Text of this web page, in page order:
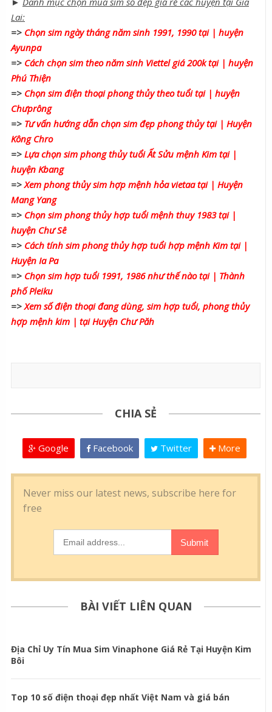
Lai:
=> Chọn sim ngày tháng năm sinh 1991, 1990 tại | huyện
Ayunpa
=> Cách chọn sim theo năm sinh Viettel giá 200k tại | huyện
Phú Thiện
=> Chọn sim điện thoại phong thủy theo tuổi tại | huyện
Chưprông
=> Tư vấn hướng dẫn chọn sim đẹp phong thủy tại | Huyện
Kông Chro
=> Lựa chọn sim phong thủy tuổi Ất Sửu mệnh Kim tại |
huyện Kbang
=> Xem phong thủy sim hợp mệnh hỏa vietaa tại | Huyện
Mang Yang
=> Chọn sim phong thủy hợp tuổi mệnh thuy 1983 tại |
huyện Chư Sê
=> Cách tính sim phong thủy hợp tuổi hợp mệnh Kim tại |
Huyện Ia Pa
=> Chọn sim hợp tuổi 1991, 1986 như thế nào tại | Thành
phố Pleiku
=> Xem số điện thoại đang dùng, sim hợp tuổi, phong thủy
hợp mệnh kim | tại Huyện Chư Păh
CHIA SẺ
Google Facebook Twitter More
BÀI VIẾT LIÊN QUAN
Địa Chỉ Uy Tín Mua Sim Vinaphone Giá Rẻ Tại Huyện Kim
Bôi
Top 10 số điện thoại đẹp nhất Việt Nam và giá bán